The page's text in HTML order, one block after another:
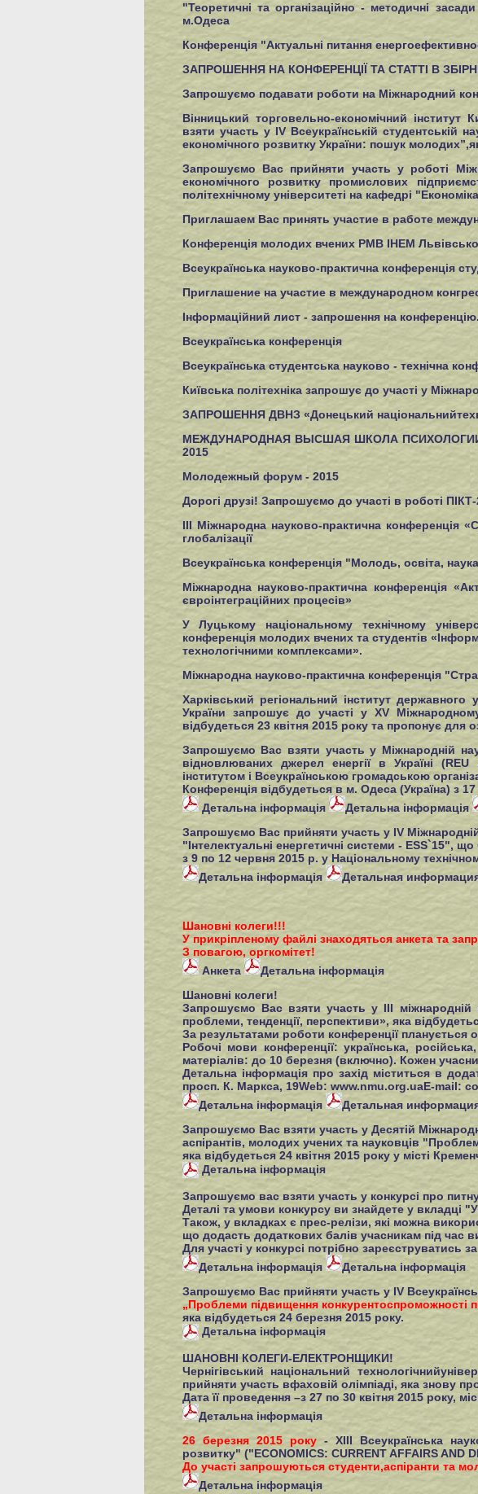
"Теоретичні та організаційно - методичні
м.Одеса
Конференція "Актуальні питання
ЗАПРОШЕННЯ НА КОНФЕРЕНЦІЇ ТА СТАТТІ В
Запрошуємо подавати роботи на Міжнародний
Вінницький торговельно-економічний інститут
взяти участь у IV Всеукраїнській студентській
економічного розвитку України: пошук
Запрошуємо Вас прийняти участь у роботі
економічного розвитку промислових
політехнічному університеті на кафедрі
Приглашаем Вас принять участие в работе
Конференція молодих вчених РМВ ІНЕМ
Всеукраїнська науково-практична конференція
Приглашение на участие в международном
Інформаційний лист - запрошення на
Всеукраїнська конференція
Всеукраїнська студентська науково - технічна
Київська політехніка запрошує до участі у
ЗАПРОШЕННЯ ДВНЗ «Донецький
МЕЖДУНАРОДНАЯ ВЫСШАЯ ШКОЛА
2015
Молодежный форум - 2015
Дорогі друзі! Запрошуємо до участі в роботі
III Міжнародна науково-практична конференція
глобалізації
Всеукраїнська конференція "Молодь, освіта,
Міжнародна науково-практична конференція
євроінтеграційних процесів»
У Луцькому національному технічному
конференція молодих вчених та студентів
технологічними комплексами».
Міжнародна науково-практична конференція
Харківський регіональний інститут державного
України запрошує до участі у ХV
відбудеться 23 квітня 2015 року та пропонує для
Запрошуємо Вас взяти участь у Міжнародній
відновлюваних джерел енергії в Україні
інститутом і Всеукраїнською громадською
Конференція відбудеться в м. Одеса (Україна) з
Детальна інформація
Детальна інформація
Запрошуємо Вас прийняти участь у IV
"Інтелектуальні енергетичні системи - ESS`15",
з 9 по 12 червня 2015 р. у Національному
Детальна інформація
Детальная
Шановні колеги!!!
У прикріпленому файлі знаходяться анкета та
З повагою, оргкомітет!
Анкета
Детальна інформація
Шановні колеги!
Запрошуємо Вас взяти участь у ІІІ міжнародній
проблеми, тенденції, перспективи», яка
За результатами роботи конференції планується
Робочі мови конференції: українська,
матеріалів: до 10 березня (включно). Кожен
Детальна інформація про захід міститься в
просп. К. Маркса, 19Web: www.nmu.org.uaE-mail:
Детальна інформація
Детальная
Запрошуємо Вас взяти участь у Десятій
аспірантів, молодих учених та науковців
яка відбудеться 24 квітня 2015 року у місті
Детальна інформація
Запрошуємо вас взяти участь у конкурсі про
Деталі та умови конкурсу ви знайдете у вкладці
Також, у вкладках є прес-релізи, які можна
що додасть додаткових балів учасникам під час
Для участі у конкурсі потрібно зареєструватись
Детальна інформація
Детальна інформація
Запрошуємо Вас прийняти участь у ІV
„Проблеми підвищення конкурентоспроможності
яка відбудеться 24 березня 2015 року.
Детальна інформація
ШАНОВНІ КОЛЕГИ-ЕЛЕКТРОНЩИКИ!
Чернігівський національний
прийняти участь вфаховій олімпіаді, яка знову
Дата її проведення –з 27 по 30 квітня 2015 року,
Детальна інформація
26 березня 2015 року- ХIІІ Всеукраїнська
розвитку" ("ECONOMICS: CURRENT AFFAIRS AND
До участі запрошуються студенти,аспіранти та
Детальна інформація